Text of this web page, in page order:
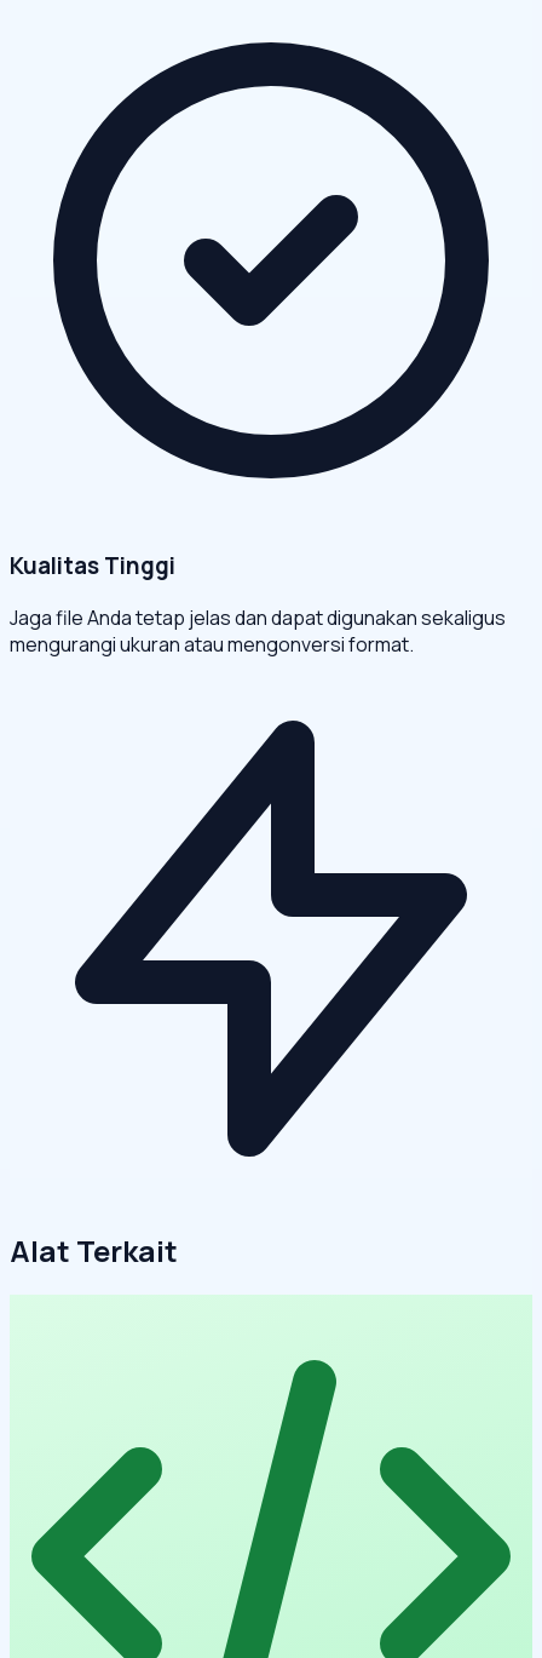
Kualitas Tinggi
Jaga file Anda tetap jelas dan dapat digunakan sekaligus
mengurangi ukuran atau mengonversi format.
Alat Terkait